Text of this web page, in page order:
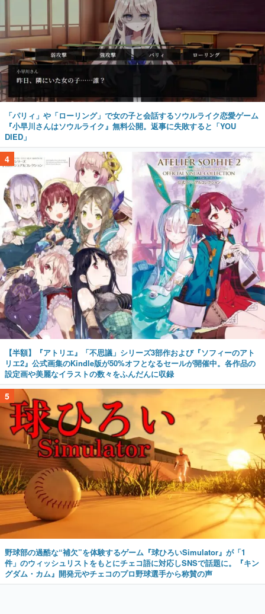
「パリィ」や「ローリング」で女の子と会話するソウルライク恋愛ゲーム
『小早川さんはソウルライク』無料公開。返事に失敗すると「YOU
DIED」
4
【半額】『アトリエ』「不思議」シリーズ3部作および『ソフィーのアト
リエ2』公式画集のKindle版が50%オフとなるセールが開催中。各作品の
設定画や美麗なイラストの数々をふんだんに収録
5
野球部の過酷な“補欠”を体験するゲーム『球ひろいSimulator』が「1
件」のウィッシュリストをもとにチェコ語に対応しSNSで話題に。『キン
グダム・カム』開発元やチェコのプロ野球選手から称賛の声